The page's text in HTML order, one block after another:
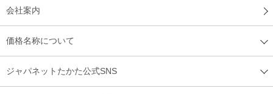
会社案内
価格名称について
ジャパネットたかた公式SNS